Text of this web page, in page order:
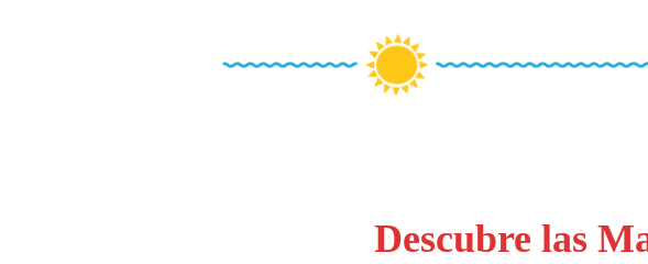
Descubre las